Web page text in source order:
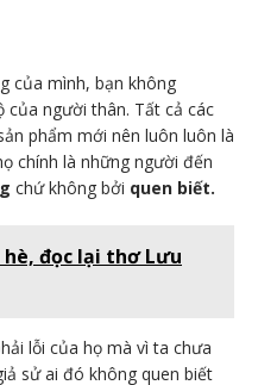
của mình, bạn không
người thân. Tất cả các
phẩm mới nên luôn luôn là
chính là những người đến
chứ không bởi quen biết.
hè, đọc lại thơ Lưu
lỗi của họ mà vì ta chưa
sử ai đó không quen biết